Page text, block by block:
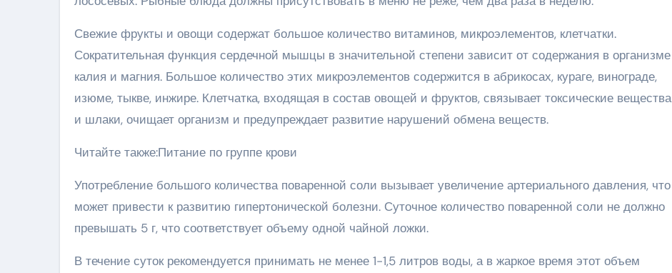
Свежие фрукты и овощи содержат большое количество витаминов, микроэлементов, клетчатки.
Сократительная функция сердечной мышцы в значительной степени зависит от содержания в организме
калия и магния. Большое количество этих микроэлементов содержится в абрикосах, кураге, винограде,
изюме, тыкве, инжире. Клетчатка, входящая в состав овощей и фруктов, связывает токсические вещества
и шлаки, очищает организм и предупреждает развитие нарушений обмена веществ.
Читайте также:Питание по группе крови
Употребление большого количества поваренной соли вызывает увеличение артериального давления, что
может привести к развитию гипертонической болезни. Суточное количество поваренной соли не должно
превышать 5 г, что соответствует объему одной чайной ложки.
В течение суток рекомендуется принимать не менее 1-1,5 литров воды, а в жаркое время этот объем